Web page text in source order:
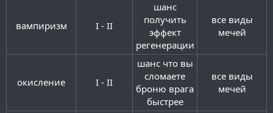
вампиризм​ I - II​
шанс
получить
эффект
регенерации​
все виды
мечей​
окисление​ I - II​
шанс что вы
сломаете
броню врага
быстрее​
все виды
мечей​